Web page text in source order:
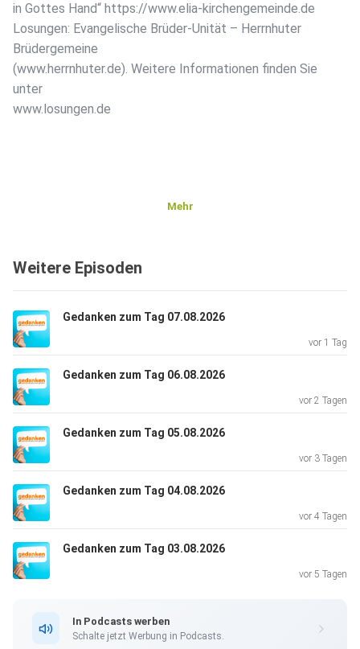
in Gottes Hand“ https://www.elia-kirchengemeinde.de
Losungen: Evangelische Brüder-Unität – Herrnhuter
Brüdergemeine
(www.herrnhuter.de). Weitere Informationen finden Sie
unter
www.losungen.de
Mehr
Weitere Episoden
Gedanken zum Tag 07.08.2026
vor 1 Tag
Gedanken zum Tag 06.08.2026
vor 2 Tagen
Gedanken zum Tag 05.08.2026
vor 3 Tagen
Gedanken zum Tag 04.08.2026
vor 4 Tagen
Gedanken zum Tag 03.08.2026
vor 5 Tagen
In Podcasts werben
Schalte jetzt Werbung in Podcasts.